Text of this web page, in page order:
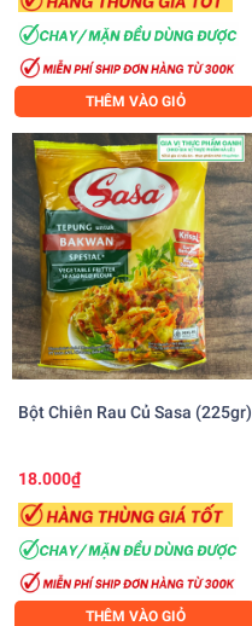
THÊM VÀO GIỎ
Bột Chiên Rau Củ Sasa (225gr)
18.000₫
THÊM VÀO GIỎ